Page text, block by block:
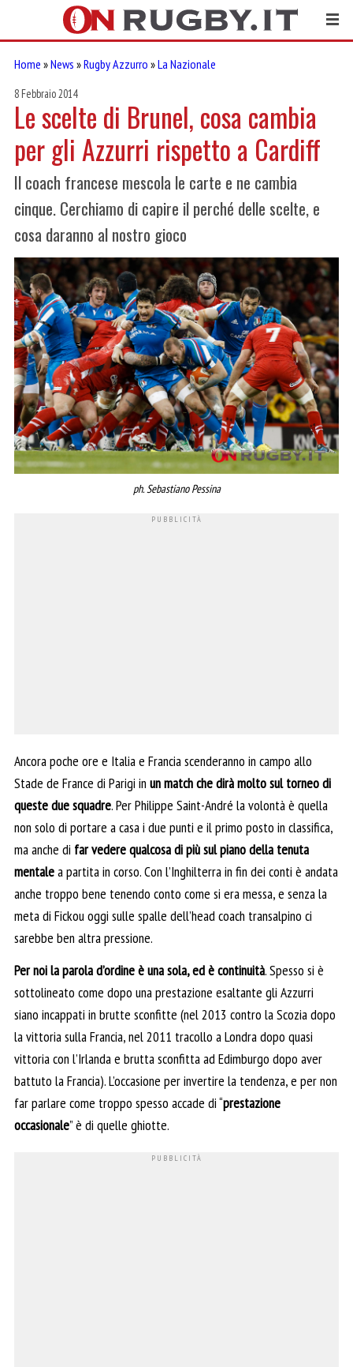
Home »News »Rugby Azzurro »La Nazionale
8 Febbraio 2014
Le scelte di Brunel, cosa cambia
per gli Azzurri rispetto a Cardiff
Il coach francese mescola le carte e ne cambia
cinque. Cerchiamo di capire il perché delle scelte, e
cosa daranno al nostro gioco
ph. Sebastiano Pessina
Ancora poche ore e Italia e Francia scenderanno in campo allo
Stade de France di Parigi in un match che dirà molto sul torneo di
queste due squadre. Per Philippe Saint-André la volontà è quella
non solo di portare a casa i due punti e il primo posto in classifica,
ma anche di far vedere qualcosa di più sul piano della tenuta
mentalea partita in corso. Con l’Inghilterra in fin dei conti è andata
anche troppo bene tenendo conto come si era messa, e senza la
meta di Fickou oggi sulle spalle dell’head coach transalpino ci
sarebbe ben altra pressione.
Per noi la parola d’ordine è una sola, ed è continuità. Spesso si è
sottolineato come dopo una prestazione esaltante gli Azzurri
siano incappati in brutte sconfitte (nel 2013 contro la Scozia dopo
la vittoria sulla Francia, nel 2011 tracollo a Londra dopo quasi
vittoria con l’Irlanda e brutta sconfitta ad Edimburgo dopo aver
battuto la Francia). L’occasione per invertire la tendenza, e per non
far parlare come troppo spesso accade di “prestazione
occasionale” è di quelle ghiotte.